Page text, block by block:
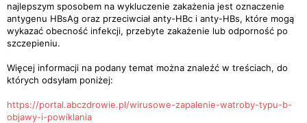
najlepszym sposobem na wykluczenie zakażenia jest oznaczenie
antygenu HBsAg oraz przeciwciał anty-HBc i anty-HBs, które mogą
wykazać obecność infekcji, przebyte zakażenie lub odporność po
szczepieniu.
Więcej informacji na podany temat można znaleźć w treściach, do
których odsyłam poniżej:
https://portal.abczdrowie.pl/wirusowe-zapalenie-watroby-typu-b-
objawy-i-powiklania